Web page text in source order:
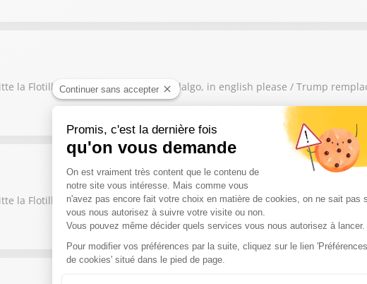
la Flotille et va au Liban / Anne Hidalgo, in english please / Trump
la Flotille et va au Liban / L'hôpital d'Évreux mendie des lits / Trump